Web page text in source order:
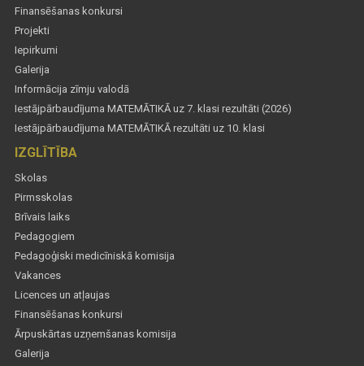
Finansēšanas konkursi
Projekti
Iepirkumi
Galerija
Informācija zīmju valodā
Iestājpārbaudījuma MATEMĀTIKĀ uz 7. klasi rezultāti (2026)
Iestājpārbaudījuma MATEMĀTIKĀ rezultāti uz 10. klasi
IZGLĪTĪBA
Skolas
Pirmsskolas
Brīvais laiks
Pedagogiem
Pedagoģiski medicīniskā komisija
Vakances
Licences un atļaujas
Finansēšanas konkursi
Ārpuskārtas uzņemšanas komisija
Galerija